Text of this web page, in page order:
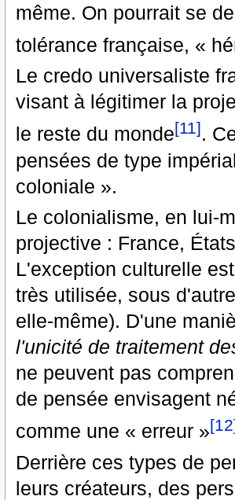
même. On pourrait se
tolérance française, «
Le credo universaliste
visant à légitimer la
le reste du monde[11].
pensées de type
coloniale ».
Le colonialisme, en lui-
projective : France,
L'exception culturelle
très utilisée, sous
elle-même). D'une
l'unicité de traitement
ne peuvent pas
de pensée envisagent
comme une « erreur »
Derrière ces types de
leurs créateurs, des